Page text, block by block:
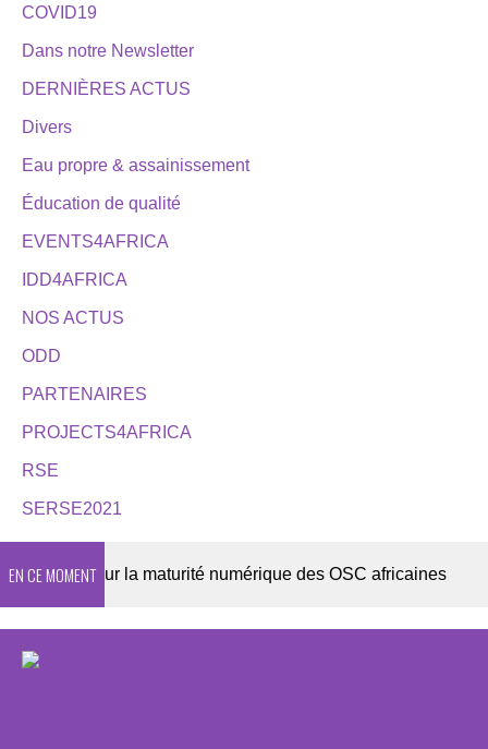
COVID19
Dans notre Newsletter
DERNIÈRES ACTUS
Divers
Eau propre & assainissement
Éducation de qualité
EVENTS4AFRICA
IDD4AFRICA
NOS ACTUS
ODD
PARTENAIRES
PROJECTS4AFRICA
RSE
SERSE2021
EN CE MOMENT
2026 sur la maturité numérique des OSC africaines